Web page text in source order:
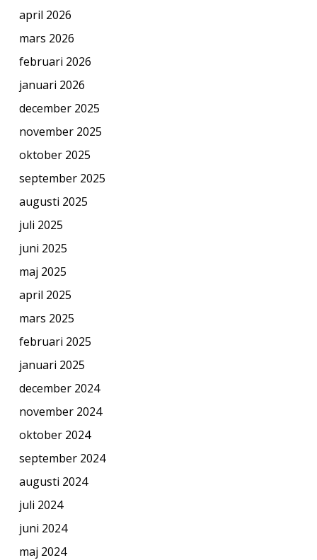
april 2026
mars 2026
februari 2026
januari 2026
december 2025
november 2025
oktober 2025
september 2025
augusti 2025
juli 2025
juni 2025
maj 2025
april 2025
mars 2025
februari 2025
januari 2025
december 2024
november 2024
oktober 2024
september 2024
augusti 2024
juli 2024
juni 2024
maj 2024